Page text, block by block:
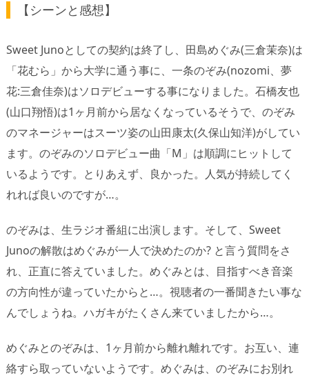
【シーンと感想】
Sweet Junoとしての契約は終了し、田島めぐみ(三倉茉奈)は
「花むら」から大学に通う事に、一条のぞみ(nozomi、夢
花:三倉佳奈)はソロデビューする事になりました。石橋友也
(山口翔悟)は1ヶ月前から居なくなっているそうで、のぞみ
のマネージャーはスーツ姿の山田康太(久保山知洋)がしてい
ます。のぞみのソロデビュー曲「M」は順調にヒットして
いるようです。とりあえず、良かった。人気が持続してく
れれば良いのですが…。
のぞみは、生ラジオ番組に出演します。そして、Sweet
Junoの解散はめぐみが一人で決めたのか? と言う質問をさ
れ、正直に答えていました。めぐみとは、目指すべき音楽
の方向性が違っていたからと…。視聴者の一番聞きたい事な
んでしょうね。ハガキがたくさん来ていましたから…。
めぐみとのぞみは、1ヶ月前から離れ離れです。お互い、連
絡すら取っていないようです。めぐみは、のぞみにお別れ